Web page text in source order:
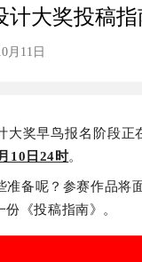
计大奖投稿
月11日
大奖早鸟报名阶段
10日24时。
准备呢？参赛作品将
《投稿指南》。